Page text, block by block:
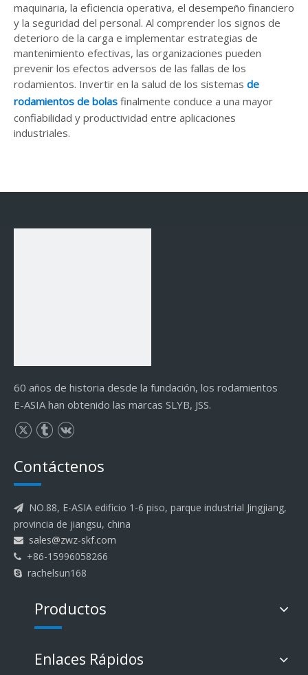
maquinaria, la eficiencia operativa, el desempeño financiero
y la seguridad del personal. Al comprender los signos de
deterioro de la carga e implementar estrategias de
mantenimiento efectivas, las organizaciones pueden
prevenir los efectos adversos de las fallas de los
rodamientos. Invertir en la salud de los sistemas de
rodamientos de bolas finalmente conduce a una mayor
confiabilidad y productividad entre aplicaciones
industriales.
60 años de historia desde la fundación, los rodamientos
E-ASIA han obtenido las marcas SLYB, JSS.
Contáctenos

NO.88, E-ASIA edificio 1-6 piso, parque industrial Jingjiang,
provincia de jiangsu, china
 sales@zwz-skf.com
 +86-15996058266
 rachelsun168
Productos
Enlaces Rápidos